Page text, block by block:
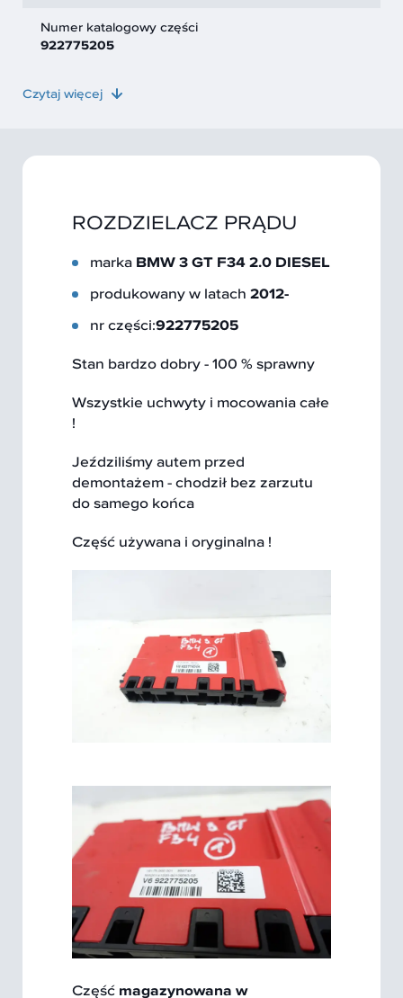
Numer katalogowy części
922775205
Czytaj więcej
ROZDZIELACZ PRĄDU
marka BMW 3 GT F34 2.0 DIESEL
produkowany w latach 2012-
nr części:922775205
Stan bardzo dobry - 100 % sprawny
Wszystkie uchwyty i mocowania całe
!
Jeździliśmy autem przed
demontażem - chodził bez zarzutu
do samego końca
Część używana i oryginalna !
Część magazynowana w